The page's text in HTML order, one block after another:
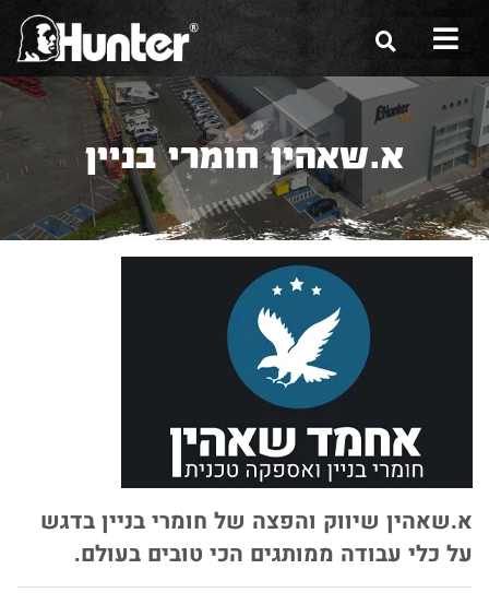
הסיפור שלנו
הכלים שלנו
תערוכות
משווקים
שירות ואחריות
א.שאהין חומרי בניין
א.שאהין שיווק והפצה של חומרי בניין בדגש
על כלי עבודה ממותגים הכי טובים בעולם.